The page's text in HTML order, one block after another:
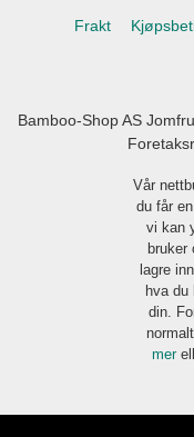
Frakt
Bamboo-Shop AS
Vår
du får
vi kan
bruker
lagre
hva du
din.
mer